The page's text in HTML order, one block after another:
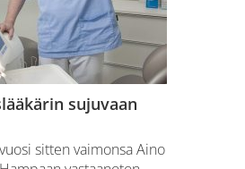
sujuvaan
sitten vaimonsa Aino